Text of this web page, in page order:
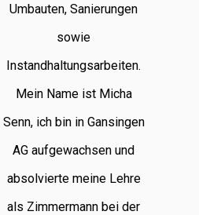
Umbauten, Sanierungen
sowie
Instandhaltungsarbeiten.
Mein Name ist Micha
Senn, ich bin in Gansingen
AG aufgewachsen und
absolvierte meine Lehre
als Zimmermann bei der